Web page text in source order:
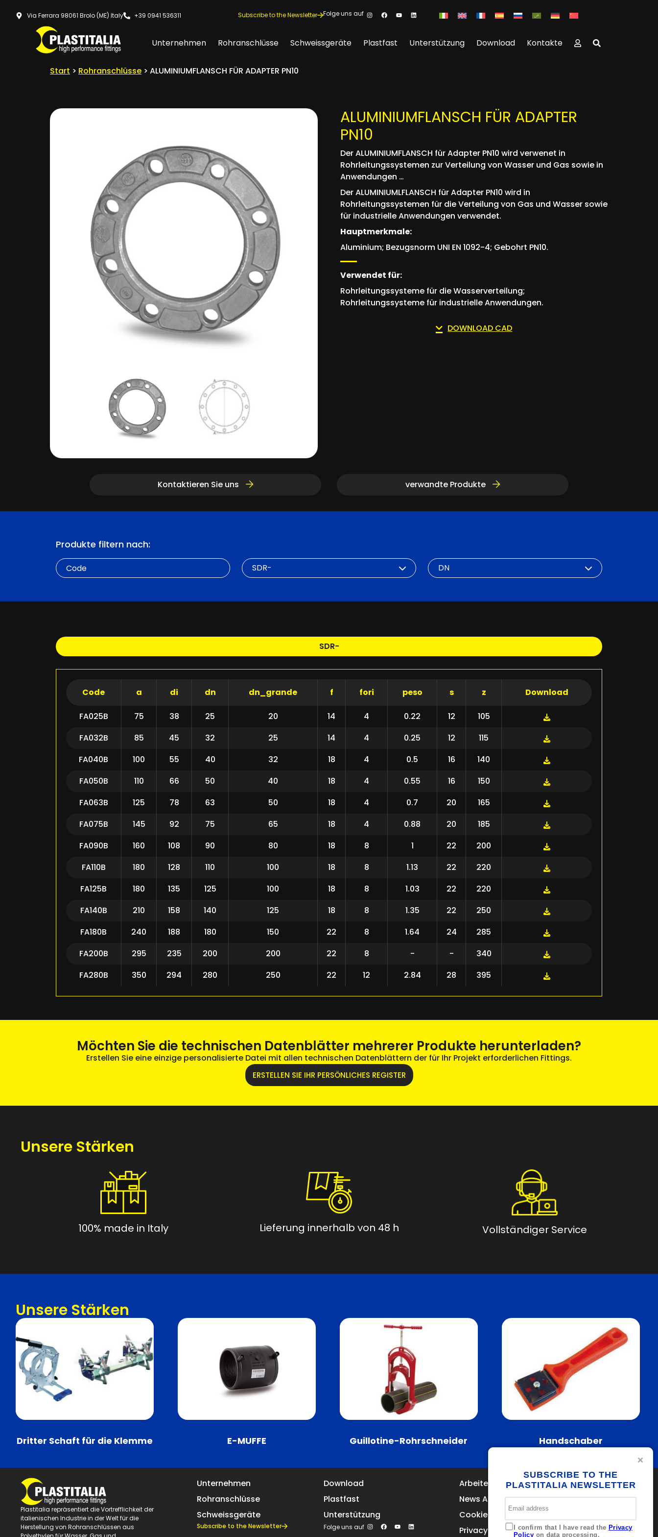
Via Ferrara 98061 Brolo (ME) Italy +39 0941 536311 Subscribe to the Newsletter Folge uns auf
Unternehmen Rohranschlüsse Schweissgeräte Plastfast Unterstützung Download Kontakte
Start > Rohranschlüsse > ALUMINIUMFLANSCH FÜR ADAPTER PN10
ALUMINIUMFLANSCH FÜR ADAPTER
PN10
Der ALUMINIUMFLANSCH für Adapter PN10 wird verwenet in
Rohrleitungssystemen zur Verteilung von Wasser und Gas sowie in
Anwendungen …
Der ALUMINIUMLFLANSCH für Adapter PN10 wird in
Rohrleitungssystemen für die Verteilung von Gas und Wasser sowie
für industrielle Anwendungen verwendet.
Hauptmerkmale:
Aluminium; Bezugsnorm UNI EN 1092-4; Gebohrt PN10.
Verwendet für:
Rohrleitungssysteme für die Wasserverteilung;
Rohrleitungssysteme für industrielle Anwendungen.
DOWNLOAD CAD
Kontaktieren Sie uns verwandte Produkte
Produkte filtern nach:
Code SDR DN
SDR-
Code a di dn dn_grande f fori peso s z Download
FA025B 75 38 25 20 14 4 0.22 12
105
FA032B
85 45 32 25 14 4 0.25 12
115
FA040B
100 55 40 32 18 4 0.5 16
140
FA050B
110 66 50 40 18 4 0.55 16
150
FA063B
125 78 63 50 18 4 0.7 20
165
FA075B
145 92 75 65 18 4 0.88 20
185
FA090B
160 108 90 80 18 8 1 22
200
FA110B
180 128 110 100 18 8 1.13 22
220
FA125B
180 135 125 100 18 8 1.03 22
220
FA140B
210 158 140 125 18 8 1.35 22
250
FA180B
240 188 180 150 22 8 1.64 24
285
FA200B
295 235 200 200 22 8 - -
340
FA280B
350 294 280 250 22 12 2.84 28 395
Möchten Sie die technischen Datenblätter mehrerer Produkte herunterladen?
Erstellen Sie eine einzige personalisierte Datei mit allen technischen Datenblättern der für Ihr Projekt erforderlichen Fittings.
ERSTELLEN SIE IHR PERSÖNLICHES REGISTER
Unsere Stärken
100% made in Italy Lieferung innerhalb von 48 h Vollständiger Service
Unsere Stärken
Dritter Schaft für die Klemme E-MUFFE Guillotine-Rohrschneider Handschaber
Plastitalia repräsentiert die Vortrefflichkeit der
italienischen Industrie in der Welt für die
Herstellung von Rohranschlüssen aus
Unternehmen
Rohranschlüsse
Schweissgeräte
Subscribe to the Newsletter
Download
Plastfast
Unterstützung
Folge uns auf
Arbeiten Sie bei uns
News Archive
Cookie Policy
Privacy
Kontakte
+39 0941 536311
info@plastitaliaspa.com
SUBSCRIBE TO THE
PLASTITALIA NEWSLETTER
I confirm that I have read the Privacy
Policy on data processing.